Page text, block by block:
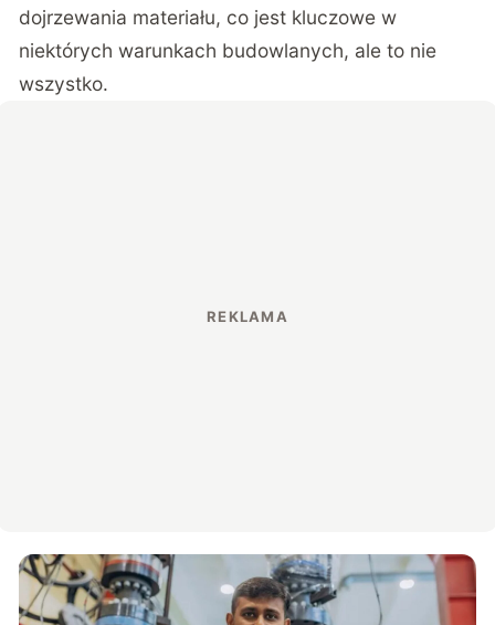
dojrzewania materiału, co jest kluczowe w
niektórych warunkach budowlanych, ale to nie
wszystko.